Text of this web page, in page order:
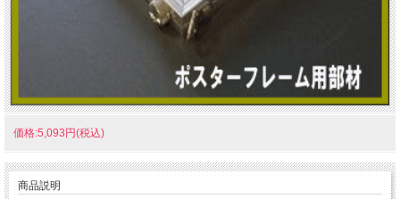
価格:5,093円(税込)
商品説明